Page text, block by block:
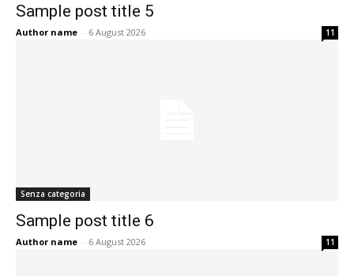
Sample post title 5
Author name - 6 August 2026 11
Senza categoria
Sample post title 6
Author name - 6 August 2026 11